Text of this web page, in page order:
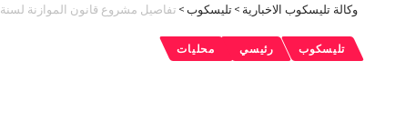
وكالة تليسكوب الاخبارية >تليسكوب> تفاصيل مشروع قانون الموازنة لسنة 2025
تليسكوب رئيسي محليات